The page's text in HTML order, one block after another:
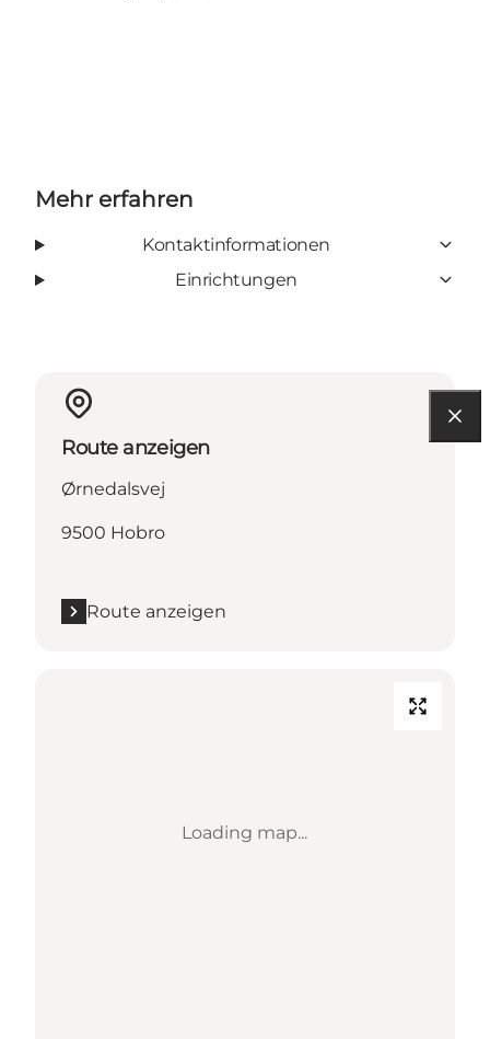
Mehr erfahren
Kontaktinformationen
Einrichtungen
Route anzeigen
Ørnedalsvej
9500 Hobro
Route anzeigen
Loading map...